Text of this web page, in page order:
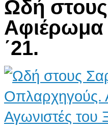
Ωδή
Αφιέρωμα
΄21.